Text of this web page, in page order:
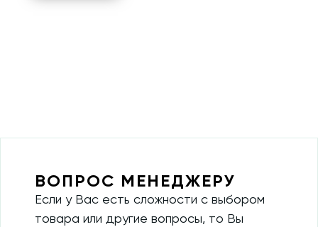
ВОПРОС МЕНЕДЖЕРУ
Если у Вас есть сложности с выбором
товара или другие вопросы, то Вы